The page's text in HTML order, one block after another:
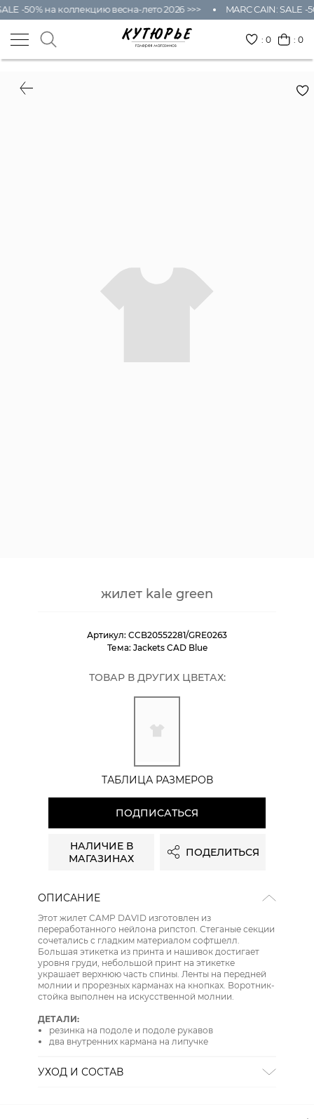
-50% на коллекцию весна-лето 2026 >>> MARC CAIN: SALE
:0 : 0
жилет kale green
Артикул: CCB20552281/GRE0263
Тема: Jackets CAD Blue
ТОВАР В ДРУГИХ ЦВЕТАХ:
ТАБЛИЦА РАЗМЕРОВ
ПОДПИСАТЬСЯ
НАЛИЧИЕ В
МАГАЗИНАХ
ПОДЕЛИТЬСЯ
ОПИСАНИЕ
Этот жилет CAMP DAVID изготовлен из
переработанного нейлона рипстоп. Стеганые секции
сочетались с гладким материалом софтшелл.
Большая этикетка из принта и нашивок достигает
уровня груди, небольшой принт на этикетке
украшает верхнюю часть спины. Ленты на передней
молнии и прорезных карманах на кнопках. Воротник-
стойка выполнен на искусственной молнии.
ДЕТАЛИ:
резинка на подоле и подоле рукавов
два внутренних кармана на липучке
УХОД И СОСТАВ